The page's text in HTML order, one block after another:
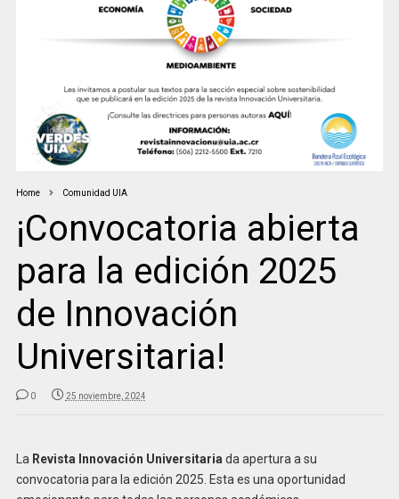
Home Comunidad UIA
¡Convocatoria abierta
para la edición 2025
de Innovación
Universitaria!
0 25 noviembre, 2024
La Revista Innovación Universitaria da apertura a su
convocatoria para la edición 2025. Esta es una oportunidad